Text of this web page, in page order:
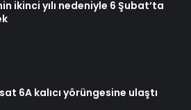
ikinci yılı nedeniyle 6 Şubat’ta
6A kalıcı yörüngesine ulaştı